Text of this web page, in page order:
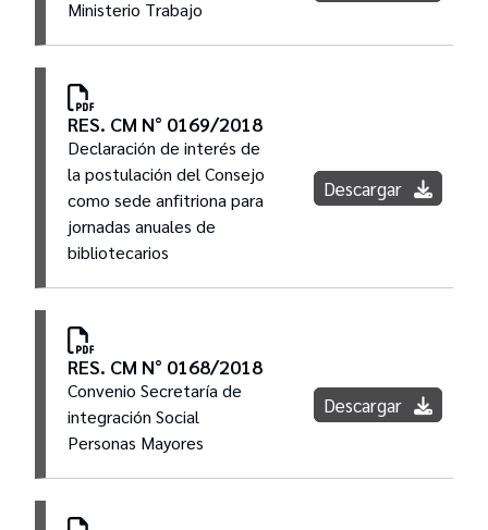
Ministerio Trabajo
RES. CM N° 0169/2018
Declaración de interés de
la postulación del Consejo
como sede anfitriona para
jornadas anuales de
bibliotecarios
Descargar
RES. CM N° 0168/2018
Convenio Secretaría de
integración Social
Personas Mayores
Descargar